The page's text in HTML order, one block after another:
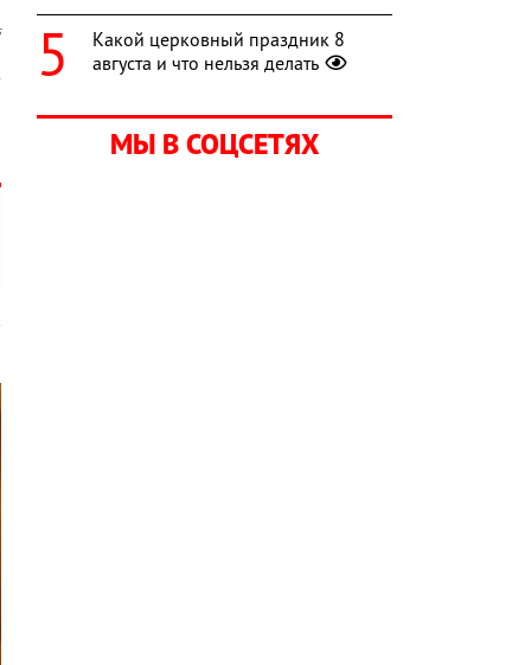
Какой церковный праздник 8
августа и что нельзя делать
МЫ В СОЦСЕТЯХ